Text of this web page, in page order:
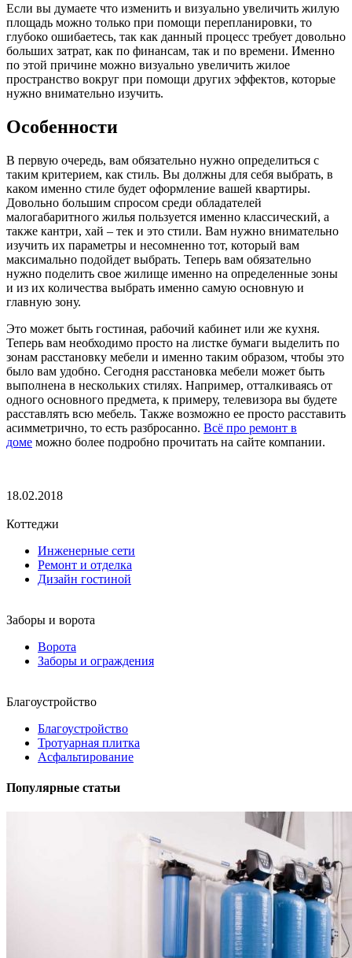
Если вы думаете что изменить и визуально увеличить жилую
площадь можно только при помощи перепланировки, то
глубоко ошибаетесь, так как данный процесс требует довольно
больших затрат, как по финансам, так и по времени. Именно
по этой причине можно визуально увеличить жилое
пространство вокруг при помощи других эффектов, которые
нужно внимательно изучить.
Особенности
В первую очередь, вам обязательно нужно определиться с
таким критерием, как стиль. Вы должны для себя выбрать, в
каком именно стиле будет оформление вашей квартиры.
Довольно большим спросом среди обладателей
малогабаритного жилья пользуется именно классический, а
также кантри, хай – тек и это стили. Вам нужно внимательно
изучить их параметры и несомненно тот, который вам
максимально подойдет выбрать. Теперь вам обязательно
нужно поделить свое жилище именно на определенные зоны
и из их количества выбрать именно самую основную и
главную зону.
Это может быть гостиная, рабочий кабинет или же кухня.
Теперь вам необходимо просто на листке бумаги выделить по
зонам расстановку мебели и именно таким образом, чтобы это
было вам удобно. Сегодня расстановка мебели может быть
выполнена в нескольких стилях. Например, отталкиваясь от
одного основного предмета, к примеру, телевизора вы будете
расставлять всю мебель. Также возможно ее просто расставить
асимметрично, то есть разбросанно. Всё про ремонт в
доме можно более подробно прочитать на сайте компании.
18.02.2018
Коттеджи
Инженерные сети
Ремонт и отделка
Дизайн гостиной
Заборы и ворота
Ворота
Заборы и ограждения
Благоустройство
Благоустройство
Тротуарная плитка
Асфальтирование
Популярные статьи